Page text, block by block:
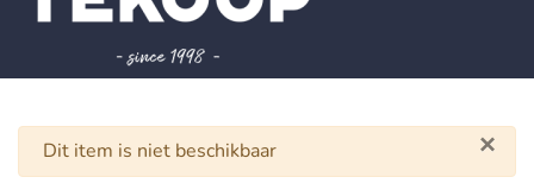
×
Waarschuwing
Dit item is niet beschikbaar